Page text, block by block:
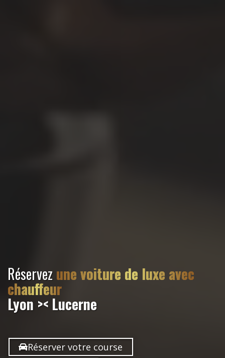
Réservez une voiture de luxe avec
chauffeur
Lyon >< Lucerne
Réserver votre course